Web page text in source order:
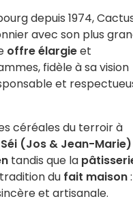
depuis 1974,
avec son plus
offre élargieet
fidèle à sa vision
et
céréales du terroir à
(Jos & Jean-Marie)
tandis que la
du fait maison:
et artisanale.